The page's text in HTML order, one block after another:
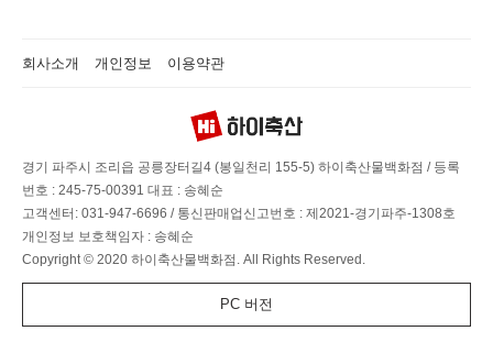
회사소개 개인정보 이용약관
경기 파주시 조리읍 공릉장터길4 (봉일천리 155-5) 하이축산물백화점 / 등록
번호 : 245-75-00391 대표 : 송혜순
고객센터: 031-947-6696 / 통신판매업신고번호 : 제2021-경기파주-1308호
개인정보 보호책임자 : 송혜순
Copyright © 2020 하이축산물백화점. All Rights Reserved.
PC 버전